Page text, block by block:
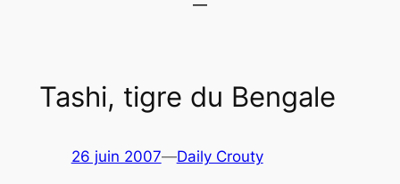
Tashi, tigre du Bengale
26 juin 2007—Daily Crouty